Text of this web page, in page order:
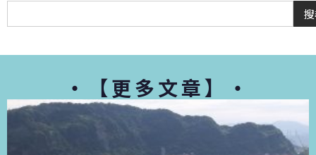
・【更多文章】・